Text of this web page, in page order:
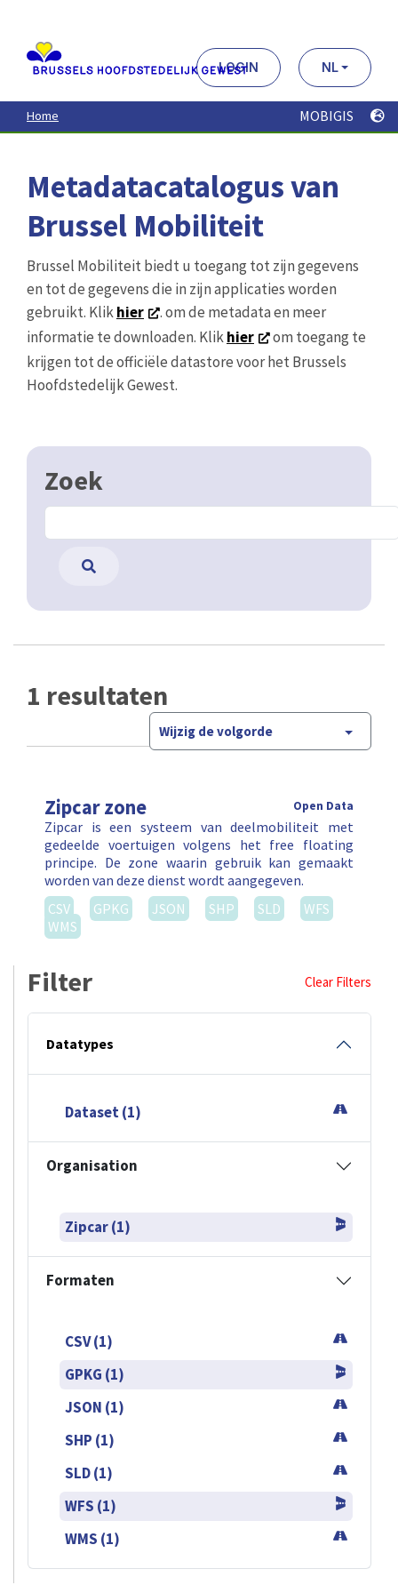
contenu
principal
LOGIN NL
Home MOBIGIS
Metadatacatalogus van
Brussel Mobiliteit
Brussel Mobiliteit biedt u toegang tot zijn gegevens
en tot de gegevens die in zijn applicaties worden
gebruikt. Klikhier
. om de metadata en meer
informatie te downloaden. Klikhier
om toegang te
krijgen tot de officiële datastore voor het Brussels
Hoofdstedelijk Gewest.
Zoek
1 resultaten
Wijzig de volgorde
Zipcar zone Open Data
Zipcar is een systeem van deelmobiliteit met
gedeelde voertuigen volgens het free floating
principe. De zone waarin gebruik kan gemaakt
worden van deze dienst wordt aangegeven.
CSV
GPKG JSON SHP SLD
WFS
WMS
Filter Clear Filters
Datatypes
Dataset (1)
Organisation
Zipcar (1)
Formaten
CSV (1)
GPKG (1)
JSON (1)
SHP (1)
SLD (1)
WFS (1)
WMS (1)